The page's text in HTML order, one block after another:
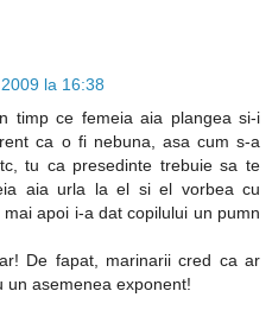
la 16:38
timp ce femeia aia plangea si-i
ca o fi nebuna, asa cum s-a
tu ca presedinte trebuie sa te
aia urla la el si el vorbea cu
apoi i-a dat copilului un pumn
De fapat, marinarii cred ca ar
un asemenea exponent!